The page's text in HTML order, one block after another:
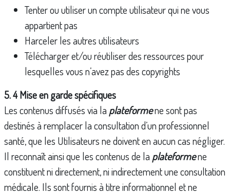
Tenter ou utiliser un compte utilisateur qui ne vous
appartient pas
Harceler les autres utilisateurs
Télécharger et/ou réutiliser des ressources pour
lesquelles vous n’avez pas des copyrights
5. 4 Mise en garde spécifiques
Les contenus diffusés via la plateformene sont pas
destinés à remplacer la consultation d’un professionnel
santé, que les Utilisateurs ne doivent en aucun cas négliger.
Il reconnaît ainsi que les contenus de la plateformene
constituent ni directement, ni indirectement une consultation
médicale. Ils sont fournis à titre informationnel et ne